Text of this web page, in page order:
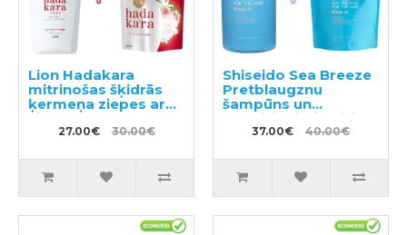
Lion Hadakara
mitrinošas šķidrās
ķermeņa ziepes ar
ziedu aromātu
500ml + pildviela
27.00€ 30.00€
Shiseido Sea Breeze
Pretblaugznu
šampūns un
kondicionieris divi
vienā ar mentolu
400ml
37.00€ 40.00€